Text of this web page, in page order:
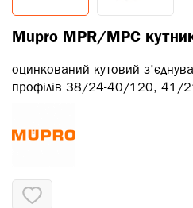
Mupro MPR/MPC
оцинкований кутовий
профілів 38/24-40/120, 41/